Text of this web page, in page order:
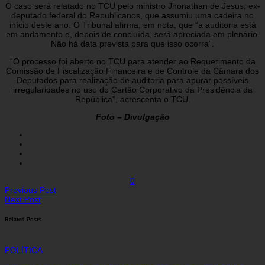
O caso será relatado no TCU pelo ministro Jhonathan de Jesus, ex-
deputado federal do Republicanos, que assumiu uma cadeira no
início deste ano. O Tribunal afirma, em nota, que “a auditoria está
em andamento e, depois de concluída, será apreciada em plenário.
Não há data prevista para que isso ocorra”.
“O processo foi aberto no TCU para atender ao Requerimento da
Comissão de Fiscalização Financeira e de Controle da Câmara dos
Deputados para realização de auditoria para apurar possíveis
irregularidades no uso do Cartão Corporativo da Presidência da
República”, acrescenta o TCU.
Foto – Divulgação
0
Previous Post
Next Post
Related Posts
POLÍTICA